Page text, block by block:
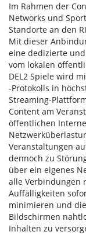
Im Rahmen der
Networks und
Standorte an den
Mit dieser
eine dedizierte
vom lokalen
DEL2 Spiele wird
-Protokolls in
Streaming-
Content am
öffentlichen
Veranstaltungen
dennoch zu
über ein eigenes
alle Verbindungen
Auffälligkeiten
minimieren und
Bildschirmen
Inhalten zu